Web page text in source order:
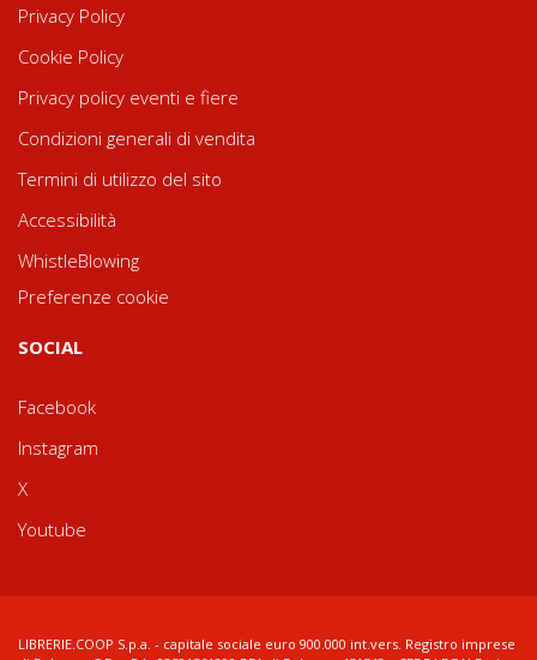
Privacy Policy
Cookie Policy
Privacy policy eventi e fiere
Condizioni generali di vendita
Termini di utilizzo del sito
Accessibilità
WhistleBlowing
Preferenze cookie
SOCIAL
Facebook
Instagram
X
Youtube
LIBRERIE.COOP S.p.a. - capitale sociale euro 900.000 int.vers. Registro imprese